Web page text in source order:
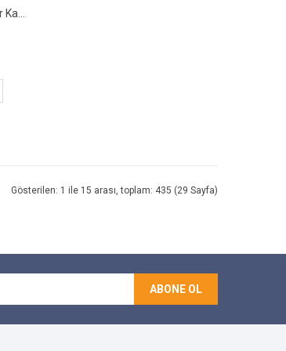
Gösterilen: 1 ile 15 arası, toplam: 435 (29 Sayfa)
ABONE OL